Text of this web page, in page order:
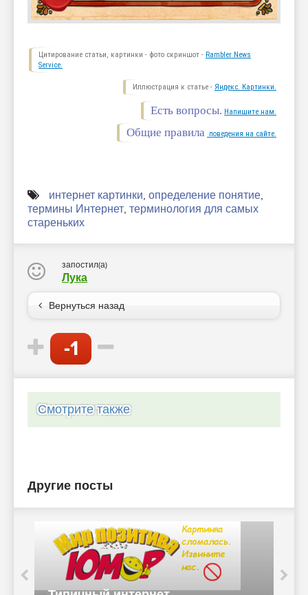
Цитирование статьи, картинки - фото скриншот - Rambler News
Service.
Иллюстрация к статье - Яндекс. Картинки.
Есть вопросы. Напишите нам.
Общие правила поведения на сайте.
интернет картинки, определение понятие,
термины Интернет, терминология для самых
стареньких
запостил(а)
Лука
Вернуться назад
-1
Смотрите также
Другие посты